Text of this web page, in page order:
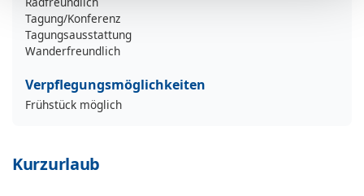
Tagung/Konferenz
Tagungsausstattung
Wanderfreundlich
Verpflegungsmöglichkeiten
Frühstück möglich
Kurzurlaub